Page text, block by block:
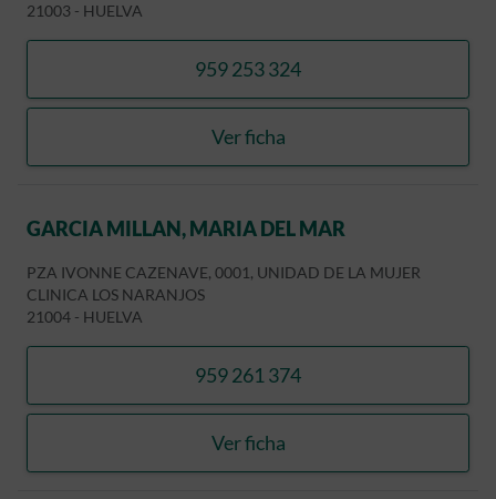
21003 - HUELVA
959 253 324
llamar NIETO CASTILLA,
Ver ficha
NIETO CASTILLA, ANDRES
GARCIA MILLAN, MARIA DEL MAR
PZA IVONNE CAZENAVE, 0001, UNIDAD DE LA MUJER
CLINICA LOS NARANJOS
21004 - HUELVA
959 261 374
llamar GARCIA MILLAN,
Ver ficha
GARCIA MILLAN, MARIA